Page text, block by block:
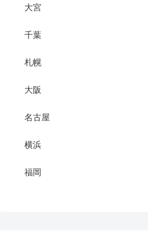
大宮
千葉
札幌
大阪
名古屋
横浜
福岡